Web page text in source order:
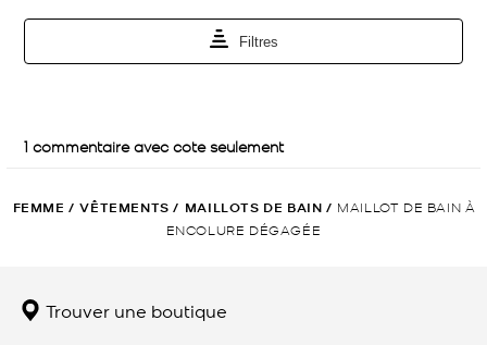
FEMME / VÊTEMENTS / MAILLOTS DE BAIN / MAILLOT DE BAIN À
ENCOLURE DÉGAGÉE
Trouver une boutique